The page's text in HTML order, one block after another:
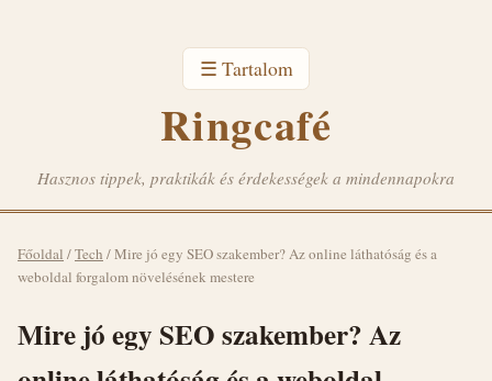
☰ Tartalom
Ringcafé
Hasznos tippek, praktikák és érdekességek a mindennapokra
Főoldal /Tech /Mire jó egy SEO szakember? Az online láthatóság és a
weboldal forgalom növelésének mestere
Mire jó egy SEO szakember? Az